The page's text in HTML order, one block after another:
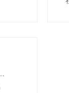
事迹的表彰和奖励